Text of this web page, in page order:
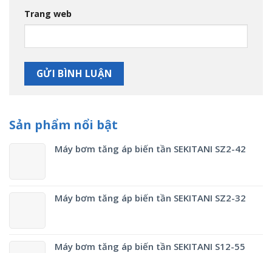
Trang web
Sản phẩm nổi bật
Máy bơm tăng áp biến tần SEKITANI SZ2-42
Máy bơm tăng áp biến tần SEKITANI SZ2-32
Máy bơm tăng áp biến tần SEKITANI S12-55